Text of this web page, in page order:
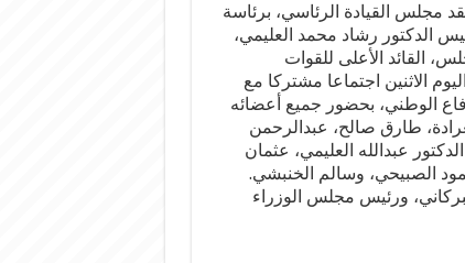
مجلس القيادة الرئاسي، برئاسة
الدكتور رشاد محمد العليمي،
القائد الأعلى للقوات
الاثنين اجتماعا مشتركا مع
الوطني، بحضور جميع أعضائه
طارق صالح، عبدالرحمن
عبدالله العليمي، عثمان
الصبيحي، وسالم الخنبشي.
ورئيس مجلس الوزراء